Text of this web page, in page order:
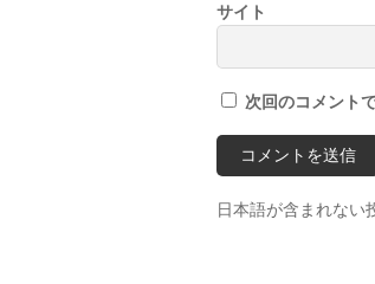
サイト
次回のコメント
日本語が含まれない